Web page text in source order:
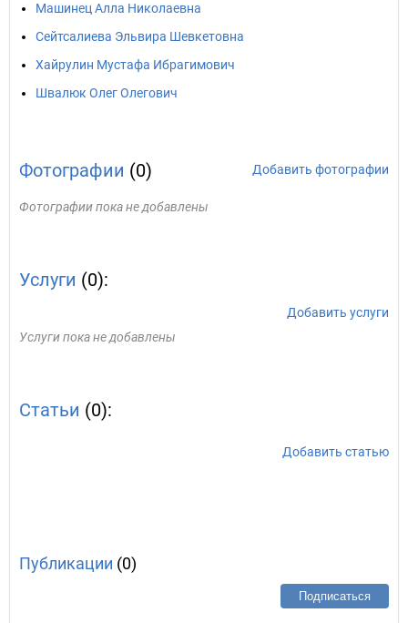
Машинец Алла Николаевна
Сейтсалиева Эльвира Шевкетовна
Хайрулин Мустафа Ибрагимович
Швалюк Олег Олегович
Фотографии (0) Добавить фотографии
Фотографии пока не добавлены
Услуги (0):
Добавить услуги
Услуги пока не добавлены
Статьи (0):
Добавить статью
Публикации (0)
Подписаться